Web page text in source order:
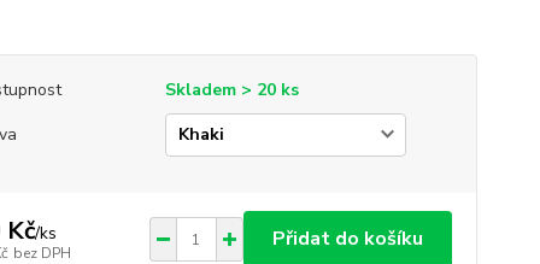
Skladem > 20 ks
Kč/ks
bez DPH
Přidat do košíku